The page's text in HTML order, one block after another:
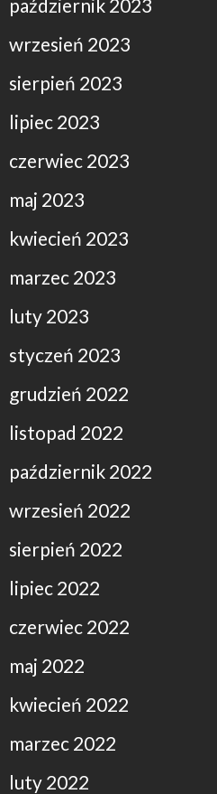
październik 2023
wrzesień 2023
sierpień 2023
lipiec 2023
czerwiec 2023
maj 2023
kwiecień 2023
marzec 2023
luty 2023
styczeń 2023
grudzień 2022
listopad 2022
październik 2022
wrzesień 2022
sierpień 2022
lipiec 2022
czerwiec 2022
maj 2022
kwiecień 2022
marzec 2022
luty 2022